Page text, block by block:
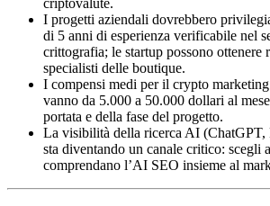
I progetti aziendali dovrebbero
di 5 anni di esperienza verificabile nel
crittografia; le startup possono ottenere
specialisti delle boutique.
I compensi medi per il crypto
vanno da 5.000 a 50.000 dollari al
portata e della fase del progetto.
La visibilità della ricerca AI (ChatGPT,
sta diventando un canale critico: scegli
comprendano l’AI SEO insieme al